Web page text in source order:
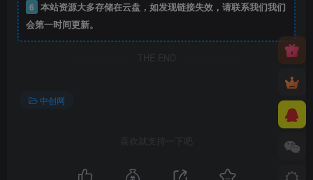
6 本站资源大多存储在云盘，如发现链接失效，请联系我们我们
会第一时间更新。
THE END
中创网
喜欢就支持一下吧